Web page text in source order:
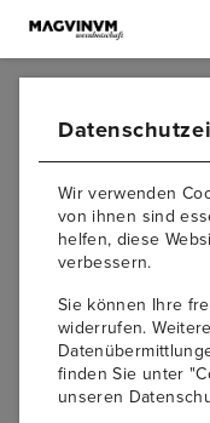
Informationspflicht
MagvinuM –
Magdalena
Weinberggasse 2,
3550 Langenlois,
Wir verwenden
von ihnen sind
helfen, diese
verbessern.
Sie können Ihre
widerrufen.
finden Sie unter
unseren